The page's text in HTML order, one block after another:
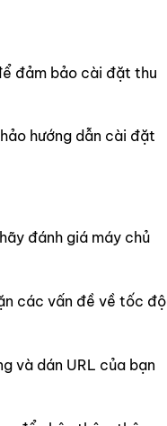
đảm bảo cài đặt thu
hướng dẫn cài đặt
đánh giá máy chủ
các vấn đề về tốc độ
và dán URL của bạn